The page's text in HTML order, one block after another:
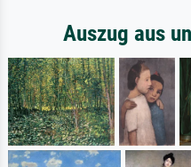
Auszug aus